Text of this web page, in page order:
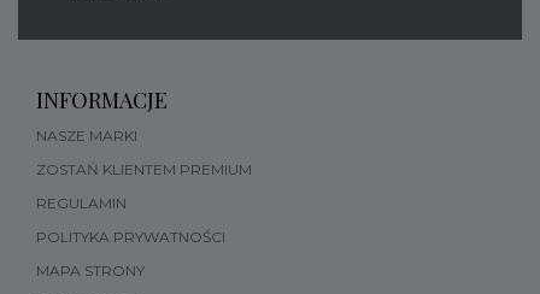
INFORMACJE
NASZE MARKI
ZOSTAŃ KLIENTEM PREMIUM
REGULAMIN
POLITYKA PRYWATNOŚCI
MAPA STRONY